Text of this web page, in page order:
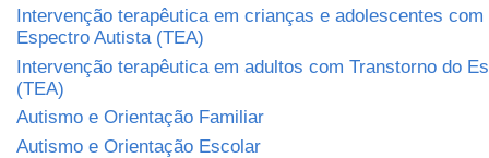
Intervenção terapêutica em crianças e adolescentes
Espectro Autista (TEA)
Intervenção terapêutica em adultos com Transtorno do
(TEA)
Autismo e Orientação Familiar
Autismo e Orientação Escolar